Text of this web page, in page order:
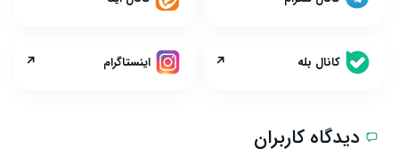
کانال بله ↗ اینستاگرام ↗
دیدگاه کاربران